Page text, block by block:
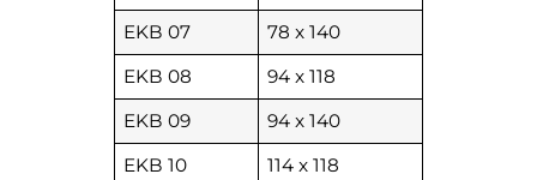
EKB 07
78 x 140
EKB 08
94 x 118
EKB 09
94 x 140
EKB 10
114 x 118